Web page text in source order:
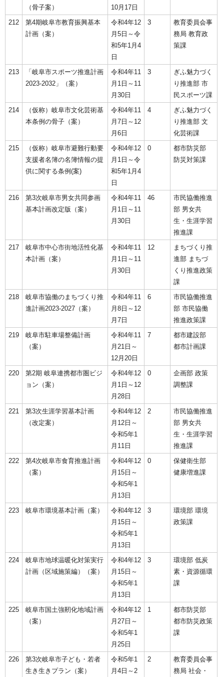
（骨子案）
10月17日
212
第4期岐阜市教育振興基本
計画（案）
令和4年12
月5日～令
和5年1月4
日
3
教育委員会事
務局 教育政
策課
213
「岐阜市スポーツ推進計画
2023-2032」（案）
令和4年11
月1日～11
月30日
3
ぎふ魅力づく
り推進部 市
民スポーツ課
214
（仮称）岐阜市文化芸術基
本条例の骨子（案）
令和4年11
月7日～12
月6日
4
ぎふ魅力づく
り推進部 文
化芸術課
215
（仮称）岐阜市避難行動要
支援者名簿の名簿情報の提
供に関する条例(案)
令和4年12
月1日～令
和5年1月4
日
0
都市防災部
防災対策課
216
第3次岐阜市男女共同参画
基本計画改定版（案）
令和4年11
月1日～11
月30日
46
市民協働推進
部 男女共
生・生涯学習
推進課
217
岐阜市中心市街地活性化基
本計画（案）
令和4年11
月1日～11
月30日
12
まちづくり推
進部 まちづ
くり推進政策
課
218
岐阜市協働のまちづくり推
進計画2023-2027（案）
令和4年11
月8日～12
月7日
6
市民協働推進
部 市民協働
推進政策課
219
岐阜市駐車場整備計画
（案）
令和4年11
月21日～
12月20日
7
都市建設部
都市計画課
220
第2期 岐阜連携都市圏ビジ
ョン（案）
令和4年12
月1日～12
月28日
0
企画部 政策
調整課
221
第3次生涯学習基本計画
（改定案）
令和4年12
月12日～
令和5年1
月11日
2
市民協働推進
部 男女共
生・生涯学習
推進課
222
第4次岐阜市食育推進計画
（案）
令和4年12
月15日～
令和5年1
月13日
0
保健衛生部
健康増進課
223 岐阜市環境基本計画（案）
令和4年12
月15日～
令和5年1
月13日
3
環境部 環境
政策課
224
岐阜市地球温暖化対策実行
計画（区域施策編）（案）
令和4年12
月15日～
令和5年1
月13日
3
環境部 低炭
素・資源循環
課
225
岐阜市国土強靭化地域計画
（案）
令和4年12
月27日～
令和5年1
月25日
1
都市防災部
都市防災政策
課
226
第3次岐阜市子ども・若者
生き生きプラン（案）
令和5年1
月4日～2
2
教育委員会事
務局 社会・